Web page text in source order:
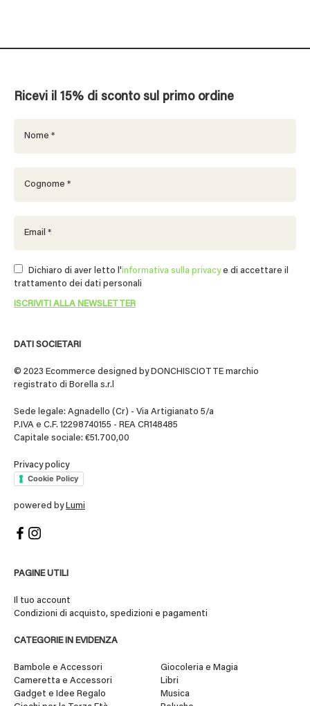
DATI SOCIETARI
© 2023 Ecommerce designed by DONCHISCIOTTE marchio
registrato di Borella s.r.l
Sede legale: Agnadello (Cr) - Via Artigianato 5/a
P.IVA e C.F. 12298740155 - REA CR148485
Capitale sociale: €51.700,00
Privacy policy
Cookie Policy
powered by Lumi
PAGINE UTILI
Il tuo account
Condizioni di acquisto, spedizioni e pagamenti
CATEGORIE IN EVIDENZA
Bambole e Accessori
Cameretta e Accessori
Gadget e Idee Regalo
Giocoleria e Magia
Libri
Musica
Ricevi il 15% di sconto sul primo ordine
Dichiaro di aver letto l'informativa sulla privacye di accettare il
trattamento dei dati personali